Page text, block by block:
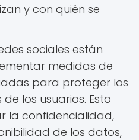
y con quién se
sociales están
medidas de
para proteger los
los usuarios. Esto
la confidencialidad,
de los datos,